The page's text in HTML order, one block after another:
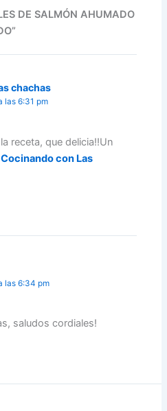
DE SALMÓN AHUMADO
chachas
las 6:31 pm
receta, que delicia!!Un
Cocinando con Las
las 6:34 pm
saludos cordiales!